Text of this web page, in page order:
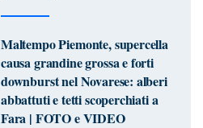
Maltempo Piemonte, supercella
causa grandine grossa e forti
downburst nel Novarese: alberi
abbattuti e tetti scoperchiati a
Fara | FOTO e VIDEO